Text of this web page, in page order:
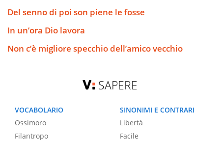
Del senno di poi son piene le fosse
In un’ora Dio lavora
Non c’è migliore specchio dell’amico vecchio
SAPERE
VOCABOLARIO
Ossimoro
Filantropo
SINONIMI E CONTRARI
Libertà
Facile